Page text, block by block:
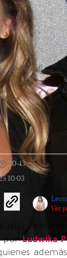
[Publicidad]
20:43 |
10:03
Ver
más
porLudwika